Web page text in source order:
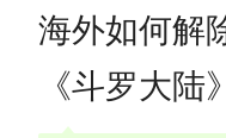
海外如何解
《斗罗大陆》